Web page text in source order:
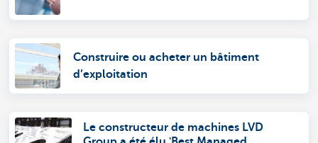
Construire ou acheter un bâtiment
d’exploitation
Le constructeur de machines LVD